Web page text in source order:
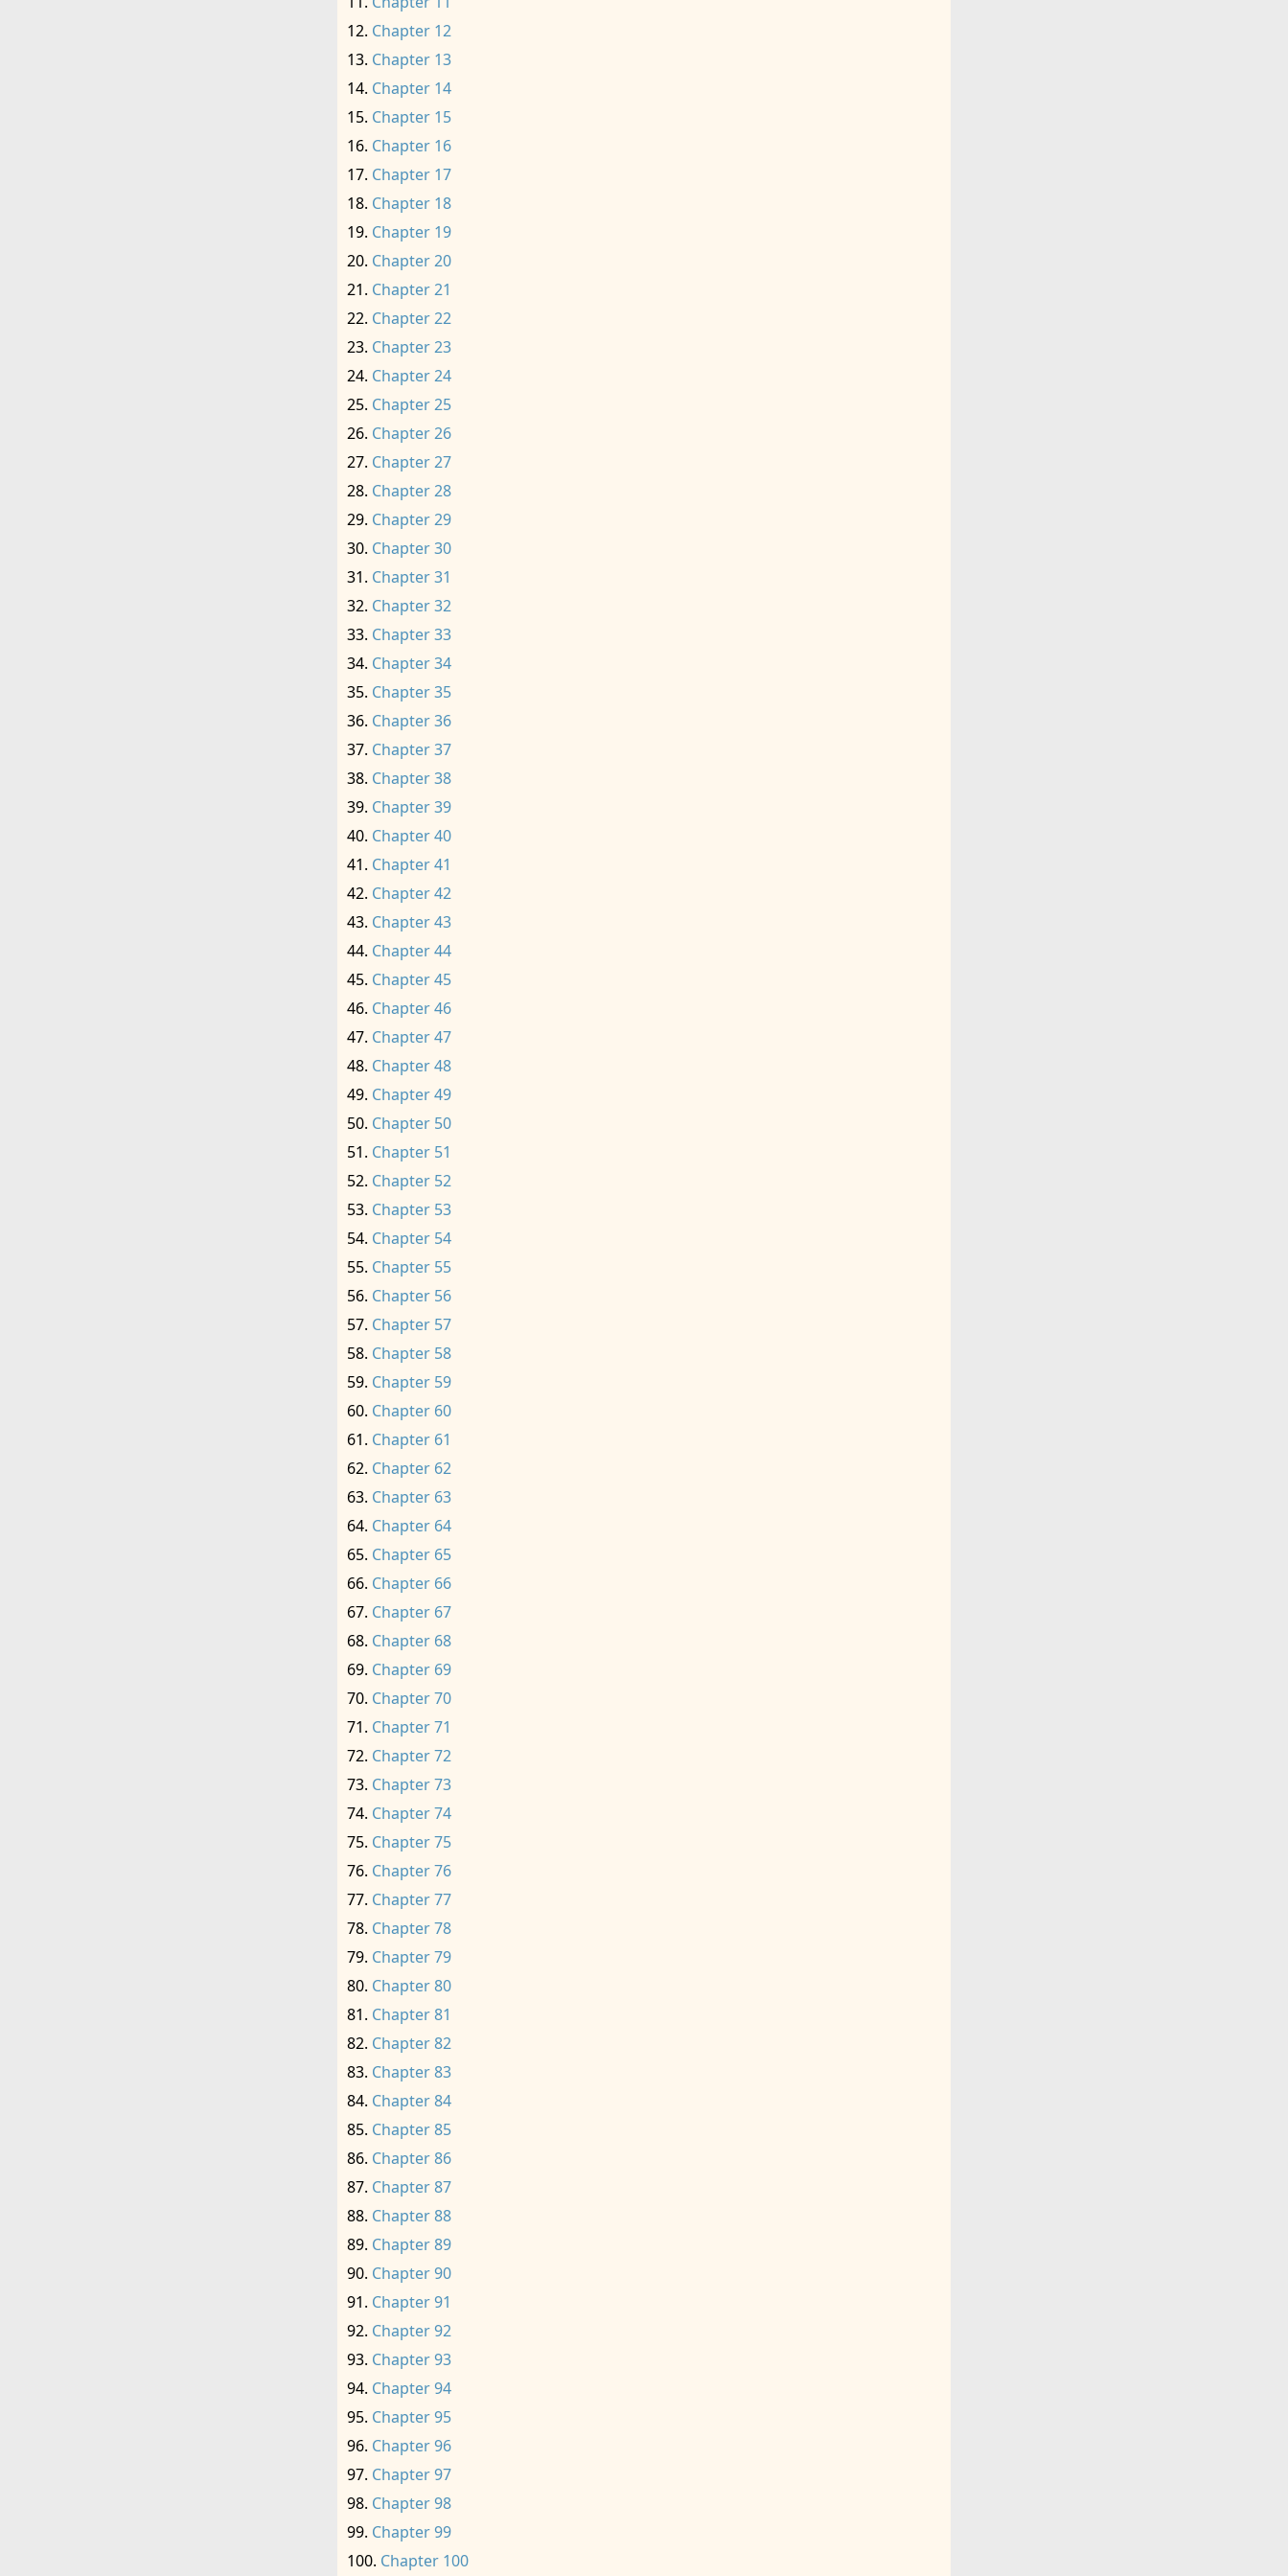
Chapter 12
Chapter 13
Chapter 14
Chapter 15
Chapter 16
Chapter 17
Chapter 18
Chapter 19
Chapter 20
Chapter 21
Chapter 22
Chapter 23
Chapter 24
Chapter 25
Chapter 26
Chapter 27
Chapter 28
Chapter 29
Chapter 30
Chapter 31
Chapter 32
Chapter 33
Chapter 34
Chapter 35
Chapter 36
Chapter 37
Chapter 38
Chapter 39
Chapter 40
Chapter 41
Chapter 42
Chapter 43
Chapter 44
Chapter 45
Chapter 46
Chapter 47
Chapter 48
Chapter 49
Chapter 50
Chapter 51
Chapter 52
Chapter 53
Chapter 54
Chapter 55
Chapter 56
Chapter 57
Chapter 58
Chapter 59
Chapter 60
Chapter 61
Chapter 62
Chapter 63
Chapter 64
Chapter 65
Chapter 66
Chapter 67
Chapter 68
Chapter 69
Chapter 70
Chapter 71
Chapter 72
Chapter 73
Chapter 74
Chapter 75
Chapter 76
Chapter 77
Chapter 78
Chapter 79
Chapter 80
Chapter 81
Chapter 82
Chapter 83
Chapter 84
Chapter 85
Chapter 86
Chapter 87
Chapter 88
Chapter 89
Chapter 90
Chapter 91
Chapter 92
Chapter 93
Chapter 94
Chapter 95
Chapter 96
Chapter 97
Chapter 98
Chapter 99
Chapter 100